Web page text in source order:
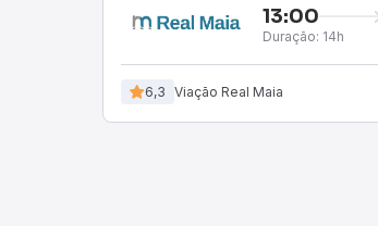
13:00
Duração: 14h
6,3 Viação Real Maia